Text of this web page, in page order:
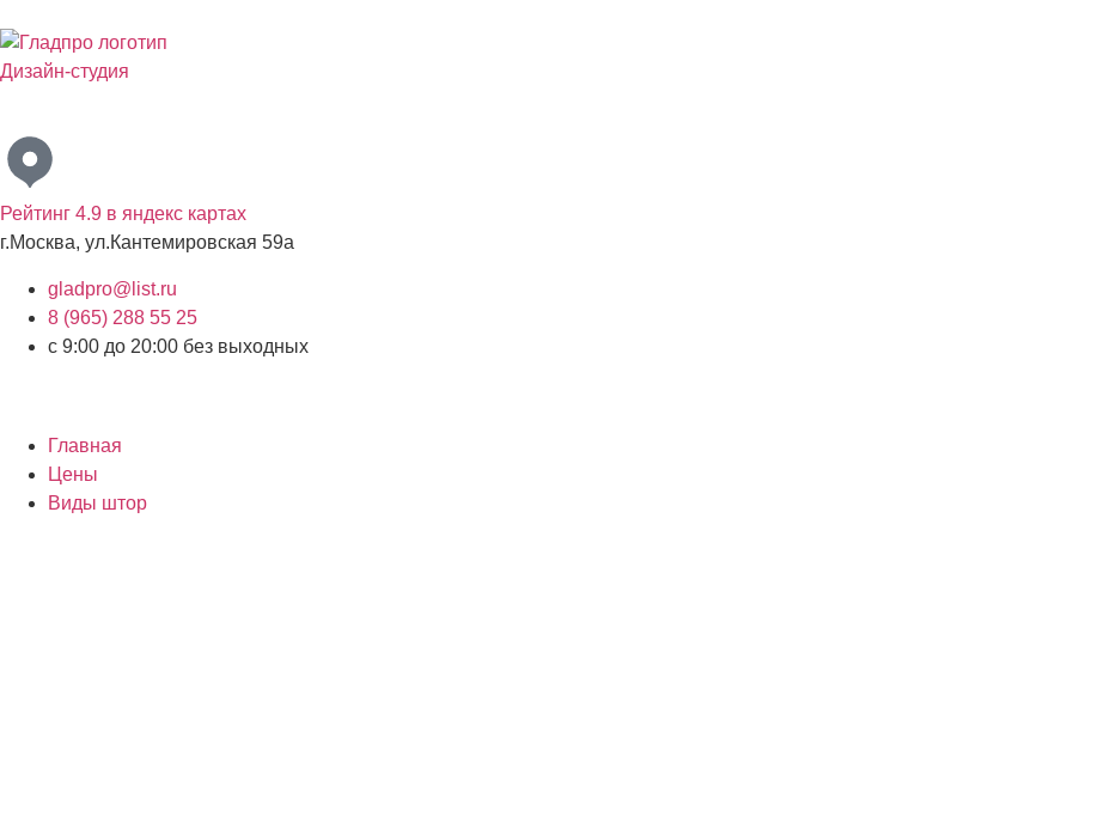
Дизайн-студия
Рейтинг 4.9 в яндекс картах
г.Москва, ул.Кантемировская 59а
gladpro@list.ru
8 (965) 288 55 25
с 9:00 до 20:00 без выходных
Главная
Цены
Виды штор